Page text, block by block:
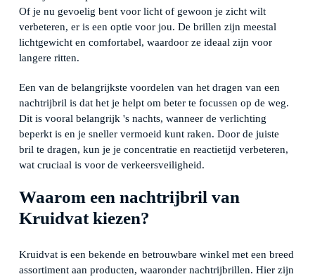
Of je nu gevoelig bent voor licht of gewoon je zicht wilt
verbeteren, er is een optie voor jou. De brillen zijn meestal
lichtgewicht en comfortabel, waardoor ze ideaal zijn voor
langere ritten.
Een van de belangrijkste voordelen van het dragen van een
nachtrijbril is dat het je helpt om beter te focussen op de weg.
Dit is vooral belangrijk 's nachts, wanneer de verlichting
beperkt is en je sneller vermoeid kunt raken. Door de juiste
bril te dragen, kun je je concentratie en reactietijd verbeteren,
wat cruciaal is voor de verkeersveiligheid.
Waarom een nachtrijbril van
Kruidvat kiezen?
Kruidvat is een bekende en betrouwbare winkel met een breed
assortiment aan producten, waaronder nachtrijbrillen. Hier zijn